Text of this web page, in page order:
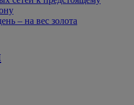
– на вес золота